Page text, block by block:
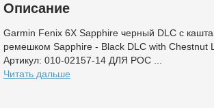
Описание
Garmin Fenix 6X Sapphire черный DLC с
ремешком Sapphire - Black DLC with Chestnut
Артикул: 010-02157-14 ДЛЯ РОС ...
Читать дальше